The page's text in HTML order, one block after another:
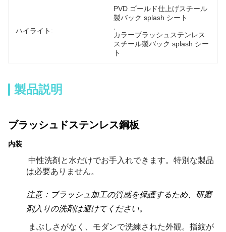
ハイライト:
PVD ゴールド仕上げスチール
製バック splash シート
カラーブラッシュステンレス
スチール製バック splash シー
ト
製品説明
ブラッシュドステンレス鋼板
内装
中性洗剤と水だけでお手入れできます。特別な製品
は必要ありません。
注意：ブラッシュ加工の質感を保護するため、研磨
剤入りの洗剤は避けてください。
まぶしさがなく、モダンで洗練された外観。指紋が